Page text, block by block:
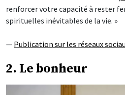
renforcer votre capacité à rester
spirituelles inévitables de la vie. »
— Publication sur les réseaux
2. Le bonheur